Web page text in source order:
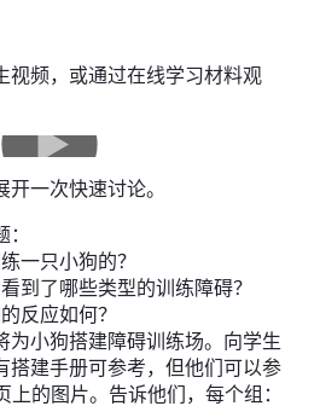
视频，或通过在线学习材料观
开一次快速讨论。
一只小狗的？
到了哪些类型的训练障碍？
反应如何？
为小狗搭建障碍训练场。向学生
搭建手册可参考，但他们可以参
上的图片。告诉他们，每个组：